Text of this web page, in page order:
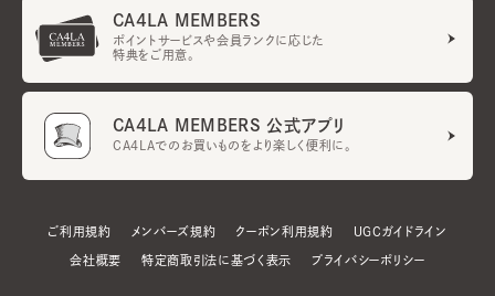
CA4LA MEMBERS
ポイントサービスや会員ランクに応じた
特典をご用意。
CA4LA MEMBERS 公式アプリ
CA4LAでのお買いものをより楽しく便利に。
ご利用規約 メンバーズ規約 クーポン利用規約 UGCガイドライン
会社概要 特定商取引法に基づく表示 プライバシーポリシー